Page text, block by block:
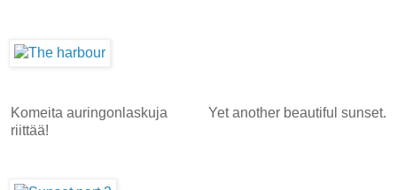
Komeita auringonlaskuja
riittää!
Yet another beautiful sunset.